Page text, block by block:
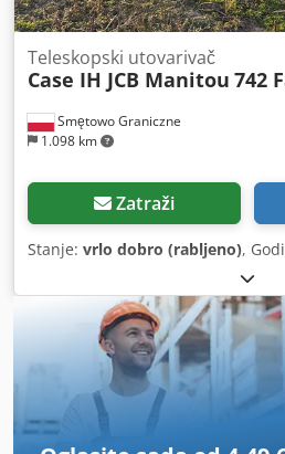
Smętowo Graniczne
1.098 km
Teleskopski utovarivač
Case IH JCB Manitou 742
Zatraži
Stanje: vrlo dobro (rabljeno),